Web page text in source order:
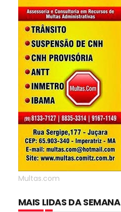
Multas.com
MAIS LIDAS DA SEMANA